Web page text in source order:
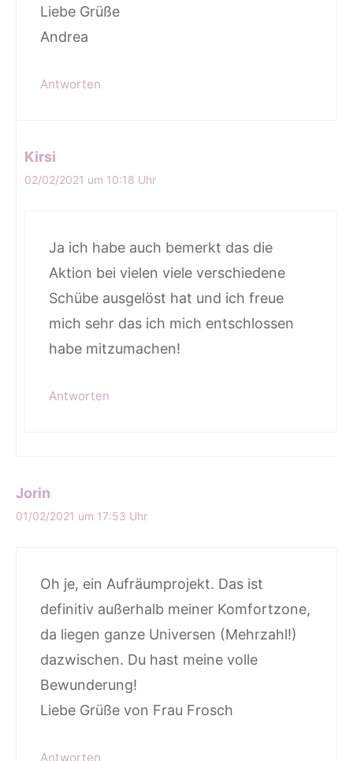
Liebe Grüße
Andrea
Antworten
Kirsi
02/02/2021 um 10:18 Uhr
Ja ich habe auch bemerkt das die
Aktion bei vielen viele verschiedene
Schübe ausgelöst hat und ich freue
mich sehr das ich mich entschlossen
habe mitzumachen!
Antworten
Jorin
01/02/2021 um 17:53 Uhr
Oh je, ein Aufräumprojekt. Das ist
definitiv außerhalb meiner Komfortzone,
da liegen ganze Universen (Mehrzahl!)
dazwischen. Du hast meine volle
Bewunderung!
Liebe Grüße von Frau Frosch
Antworten